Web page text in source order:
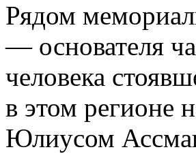
Рядом
— основателя
человека
в этом регионе
Юлиусом